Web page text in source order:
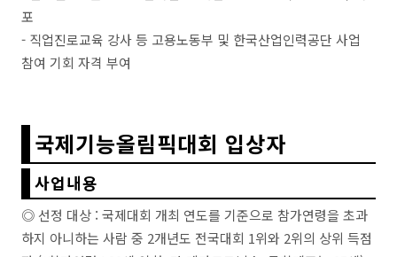
포
- 직업진로교육 강사 등 고용노동부 및 한국산업인력공단 사업
참여 기회 자격 부여
국제기능올림픽대회 입상자
사업내용
◎ 선정 대상 : 국제대회 개최 연도를 기준으로 참가연령을 초과
하지 아니하는 사람 중 2개년도 전국대회 1위와 2위의 상위 득점